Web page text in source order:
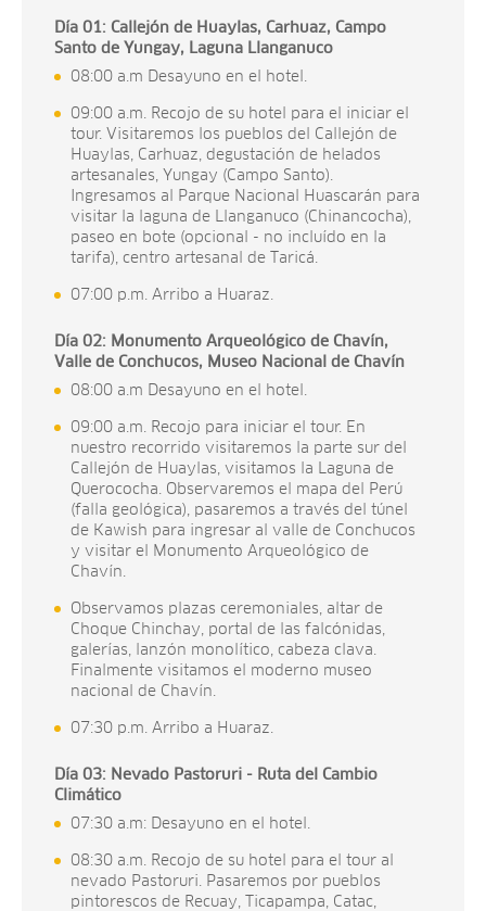
Día 01: Callejón de Huaylas, Carhuaz, Campo
Santo de Yungay, Laguna Llanganuco
08:00 a.m Desayuno en el hotel.
09:00 a.m. Recojo de su hotel para el iniciar el
tour. Visitaremos los pueblos del Callejón de
Huaylas, Carhuaz, degustación de helados
artesanales, Yungay (Campo Santo).
Ingresamos al Parque Nacional Huascarán para
visitar la laguna de Llanganuco (Chinancocha),
paseo en bote (opcional - no incluído en la
tarifa), centro artesanal de Taricá.
07:00 p.m. Arribo a Huaraz.
Día 02: Monumento Arqueológico de Chavín,
Valle de Conchucos, Museo Nacional de Chavín
08:00 a.m Desayuno en el hotel.
09:00 a.m. Recojo para iniciar el tour. En
nuestro recorrido visitaremos la parte sur del
Callejón de Huaylas, visitamos la Laguna de
Querococha. Observaremos el mapa del Perú
(falla geológica), pasaremos a través del túnel
de Kawish para ingresar al valle de Conchucos
y visitar el Monumento Arqueológico de
Chavín.
Observamos plazas ceremoniales, altar de
Choque Chinchay, portal de las falcónidas,
galerías, lanzón monolítico, cabeza clava.
Finalmente visitamos el moderno museo
nacional de Chavín.
07:30 p.m. Arribo a Huaraz.
Día 03: Nevado Pastoruri - Ruta del Cambio
Climático
07:30 a.m: Desayuno en el hotel.
08:30 a.m. Recojo de su hotel para el tour al
nevado Pastoruri. Pasaremos por pueblos
pintorescos de Recuay, Ticapampa, Catac,